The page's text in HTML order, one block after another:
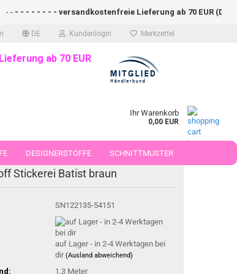
DE Kundenlogin Merkzettel
- - - - - - - - versandkostenfreie Lieferung ab 70 EUR
ab 70 EUR
Ihr Warenkorb
0,00 EUR
DESIGNERSTOFFE SCHNITTMUSTER
Stickerei Batist braun
SN122135-54151
auf Lager - in 2-4 Werktagen bei
dir(Ausland abweichend)
1.3 Meter